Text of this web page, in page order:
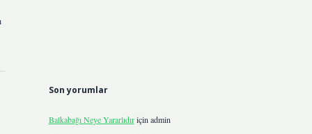
Son yorumlar
Balkabağı Neye Yararlıdıriçin admin